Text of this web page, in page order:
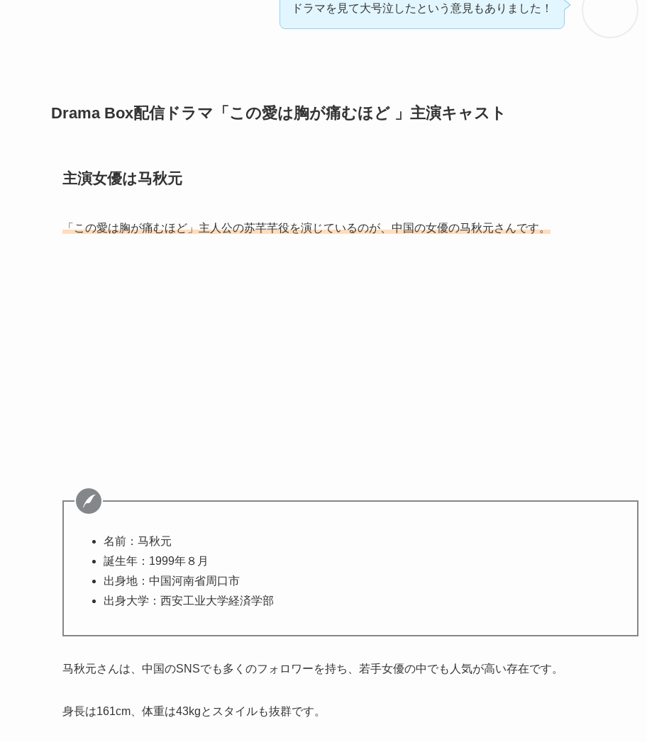
ドラマを見て大号泣したという意見もありました！
Drama Box配信ドラマ「この愛は胸が痛むほど 」主演キャスト
主演女優は马秋元
「この愛は胸が痛むほど」主人公の苏芊芊役を演じているのが、中国の女優の马秋元さんです。
名前：马秋元
誕生年：1999年８月
出身地：中国河南省周口市
出身大学：西安工业大学経済学部
马秋元さんは、 中国のSNSでも多くのフォロワーを持ち、若手女優の中でも人気が高い存在です。
身長は161cm、体重は43kgとスタイルも抜群です。